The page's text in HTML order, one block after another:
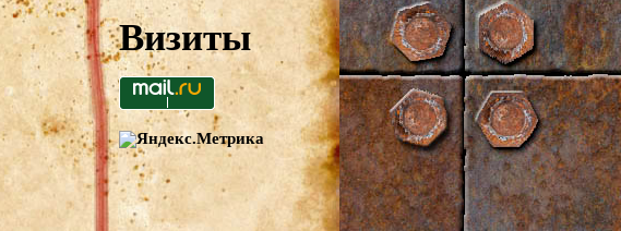
Визиты